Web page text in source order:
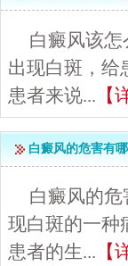
白癜风该
出现白斑，给
患者来说... 【
白癜风的危害有
白癜风的
现白斑的一种
患者的生... 【